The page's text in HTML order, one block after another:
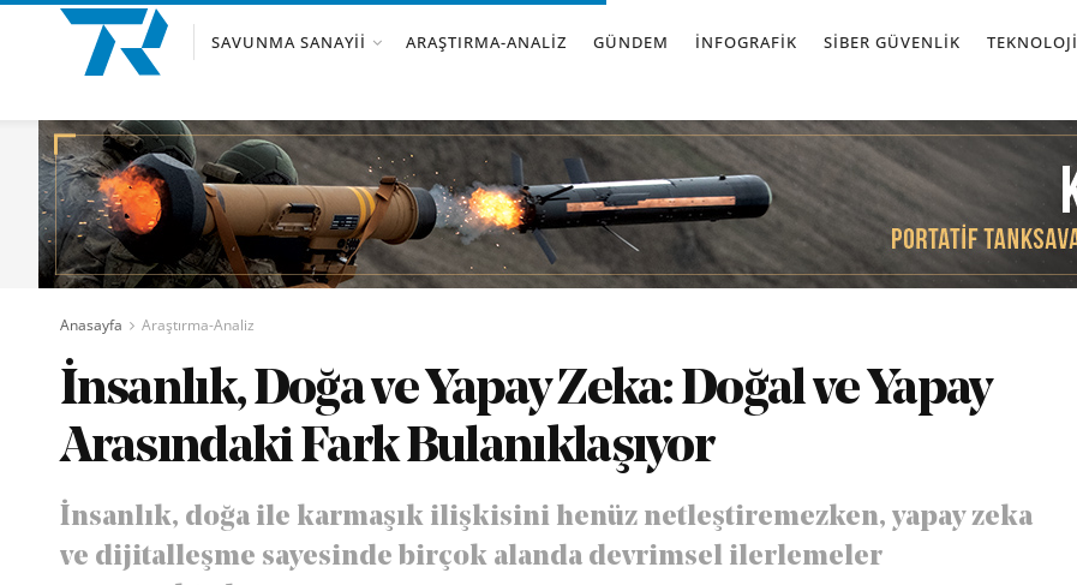
SAVUNMA SANAYII ARAŞTIRMA-ANALIZ GÜNDEM İNFOGRAFIK SIBER GÜVENLIK TEKNOLOJI
Anasayfa Araştırma-Analiz
İnsanlık, Doğa ve Yapay Zeka: Doğal ve Yapay
Arasındaki Fark Bulanıklaşıyor
İnsanlık, doğa ile karmaşık ilişkisini henüz netleştiremezken, yapay zeka
ve dijitalleşme sayesinde birçok alanda devrimsel ilerlemeler